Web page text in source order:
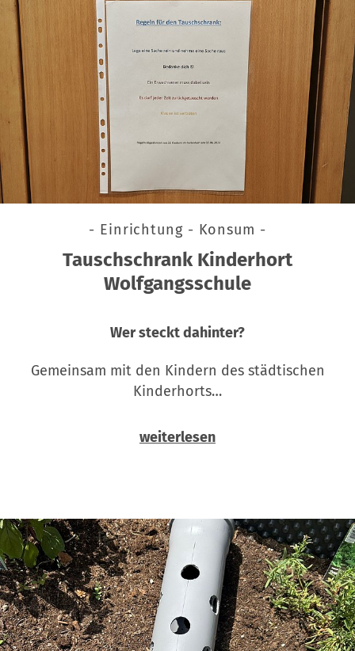
- Einrichtung - Konsum -
Tauschschrank Kinderhort
Wolfgangsschule
Wer steckt dahinter?
Gemeinsam mit den Kindern des städtischen
Kinderhorts…
weiterlesen